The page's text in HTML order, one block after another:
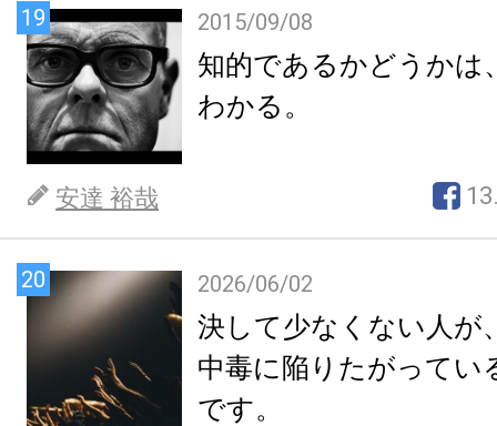
19 2015/09/08
知的であるかどうかは
わかる。
安達 裕哉
20 2026/06/02
決して少なくない人が
中毒に陥りたがってい
です。